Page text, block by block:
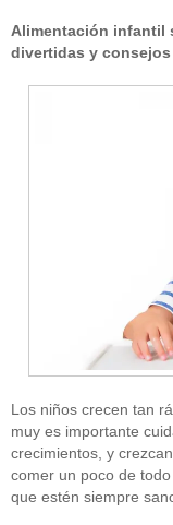
Alimentación infantil
divertidas y consejos
Los niños crecen tan
muy es importante
crecimientos, y
comer un poco de
que estén siempre